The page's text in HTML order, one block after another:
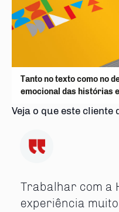
Tanto no texto como no
emocional das histórias
Veja o que este cliente
Trabalhar com a
experiência